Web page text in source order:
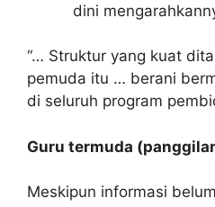
dini
“… Struktur yang kuat
pemuda itu … berani
di seluruh program
Guru termuda
Meskipun informasi